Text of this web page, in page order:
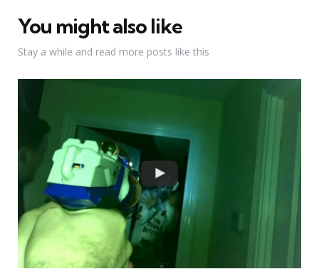
You might also like
Stay a while and read more posts like this